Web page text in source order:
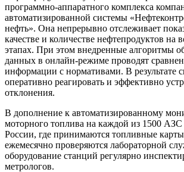
программно-аппаратного комплекса
автоматизированной системы
нефть». Она непрерывно отслеживает
качестве и количестве нефтепродуктов на
этапах. При этом внедренные алгоритмы
данных в онлайн-режиме проводят
информации с нормативами. В результате
оперативно реагировать и эффективно
отклонения.
В дополнение к автоматизированному
моторного топлива на каждой из 1500 АЗС
России, где принимаются топливные
ежемесячно проверяются лабораторной
оборудование станций регулярно
метрологов.